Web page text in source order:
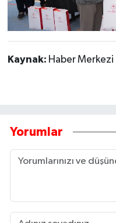
Kaynak: Haber Merkezi
Yorumlar